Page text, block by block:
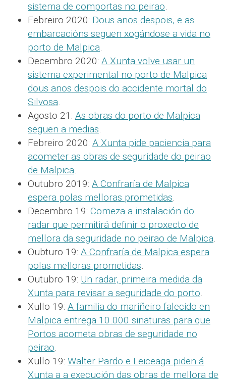
sistema de comportas no peirao.
Febreiro 2020: Dous anos despois, e as
embarcacións seguen xogándose a vida no
porto de Malpica.
Decembro 2020: A Xunta volve usar un
sistema experimental no porto de Malpica
dous anos despois do accidente mortal do
Silvosa.
Agosto 21: As obras do porto de Malpica
seguen a medias.
Febreiro 2020: A Xunta pide paciencia para
acometer as obras de seguridade do peirao
de Malpica.
Outubro 2019: A Confraría de Malpica
espera polas melloras prometidas.
Decembro 19: Comeza a instalación do
radar que permitirá definir o proxecto de
mellora da seguridade no peirao de Malpica.
Oubturo 19: A Confraría de Malpica espera
polas melloras prometidas.
Outubro 19: Un radar, primeira medida da
Xunta para revisar a seguridade do porto.
Xullo 19: A familia do mariñeiro falecido en
Malpica entrega 10.000 sinaturas para que
Portos acometa obras de seguridade no
peirao.
Xullo 19: Walter Pardo e Leiceaga piden á
Xunta a a execución das obras de mellora de